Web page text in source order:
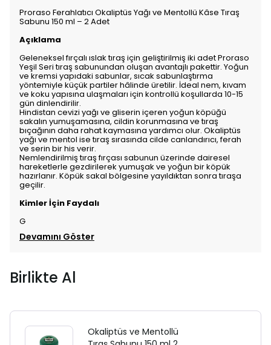
Proraso Ferahlatıcı Okaliptüs Yağı ve Mentollü Kâse Tıraş
Sabunu 150 ml – 2 Adet
Açıklama
Geleneksel fırçalı ıslak tıraş için geliştirilmiş iki adet Proraso
Yeşil Seri tıraş sabunundan oluşan avantajlı pakettir. Yoğun
ve kremsi yapıdaki sabunlar, sıcak sabunlaştırma
yöntemiyle küçük partiler hâlinde üretilir. İdeal nem, kıvam
ve koku yapısına ulaşmaları için kontrollü koşullarda 10-15
gün dinlendirilir.
Hindistan cevizi yağı ve gliserin içeren yoğun köpüğü
sakalın yumuşamasına, cildin korunmasına ve tıraş
bıçağının daha rahat kaymasına yardımcı olur. Okaliptüs
yağı ve mentol ise tıraş sırasında cilde canlandırıcı, ferah
ve serin bir his verir.
Nemlendirilmiş tıraş fırçası sabunun üzerinde dairesel
hareketlerle gezdirilerek yumuşak ve yoğun bir köpük
hazırlanır. Köpük sakal bölgesine yayıldıktan sonra tıraşa
geçilir.
Kimler İçin Faydalı
G
Devamını Göster
Birlikte Al
Okaliptüs ve Mentollü